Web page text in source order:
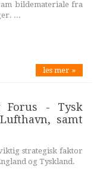
bildemateriale fra
...
les mer »
Forus - Tysk
samt
strategisk faktor
og Tyskland.